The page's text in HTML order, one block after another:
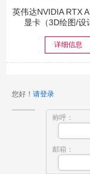
英伟达NVIDIA RTX
显卡（3D绘图/设
详细信息
您好！ 请登录
称呼：
邮箱：